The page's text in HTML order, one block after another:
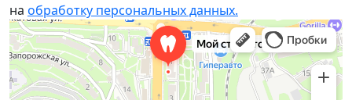
на обработку персональных данных.
Мой стоматолог
Стоматологическая клиника во Владивостоке